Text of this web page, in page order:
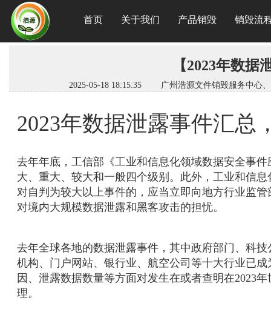
首页 关于我们 产品销毁 销毁流
【2023年数
2025-05-18 18:15:35 广州浩源文件销毁服务中
2023年数据泄露事件汇总
去年年底，工信部《工业和信息化领域数据安全事
大、重大、较大和一般四个级别。此外，工业和信
对自判为较大以上事件的，应当立即向地方行业监
对境内大规模数据泄露和黑客攻击的担忧。
去年全球各地的数据泄露事件，其中政府部门、科
机构、门户网站、银行业、航空公司等十大行业已
因、泄露数据数量等方面对发生在或者查明在2023
理。